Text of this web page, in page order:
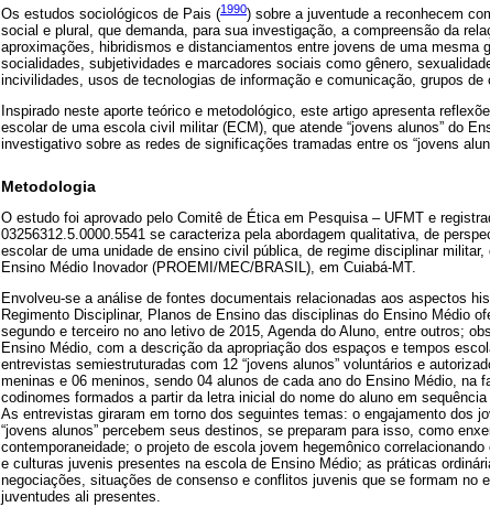
Os estudos sociológicos de Pais (1990) sobre a juventude a reconhecem
social e plural, que demanda, para sua investigação, a compreensão da
aproximações, hibridismos e distanciamentos entre jovens de uma mesma
socialidades, subjetividades e marcadores sociais como gênero,
incivilidades, usos de tecnologias de informação e comunicação, grupos de
Inspirado neste aporte teórico e metodológico, este artigo apresenta
escolar de uma escola civil militar (ECM), que atende “jovens alunos” do
investigativo sobre as redes de significações tramadas entre os “jovens
Metodologia
O estudo foi aprovado pelo Comitê de Ética em Pesquisa – UFMT e
03256312.5.0000.5541 se caracteriza pela abordagem qualitativa, de
escolar de uma unidade de ensino civil pública, de regime disciplinar
Ensino Médio Inovador (PROEMI/MEC/BRASIL), em Cuiabá-MT.
Envolveu-se a análise de fontes documentais relacionadas aos aspectos
Regimento Disciplinar, Planos de Ensino das disciplinas do Ensino Médio
segundo e terceiro no ano letivo de 2015, Agenda do Aluno, entre outros;
Ensino Médio, com a descrição da apropriação dos espaços e tempos
entrevistas semiestruturadas com 12 “jovens alunos” voluntários e
meninas e 06 meninos, sendo 04 alunos de cada ano do Ensino Médio, na
codinomes formados a partir da letra inicial do nome do aluno em
As entrevistas giraram em torno dos seguintes temas: o engajamento dos
“jovens alunos” percebem seus destinos, se preparam para isso, como
contemporaneidade; o projeto de escola jovem hegemônico
e culturas juvenis presentes na escola de Ensino Médio; as práticas
negociações, situações de consenso e conflitos juvenis que se formam no
juventudes ali presentes.